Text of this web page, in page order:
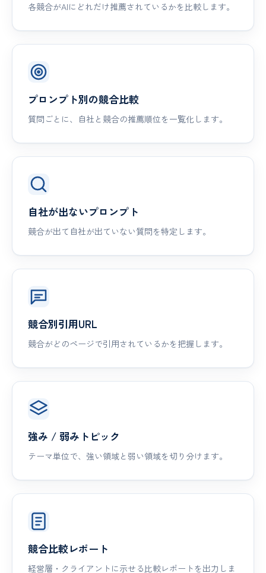
各競合がAIにどれだけ推薦されているかを比較します。
プロンプト別の競合比較
質問ごとに、自社と競合の推薦順位を一覧化します。
自社が出ないプロンプト
競合が出て自社が出ていない質問を特定します。
競合別引用URL
競合がどのページで引用されているかを把握します。
強み / 弱みトピック
テーマ単位で、強い領域と弱い領域を切り分けます。
競合比較レポート
経営層・クライアントに示せる比較レポートを出力しま